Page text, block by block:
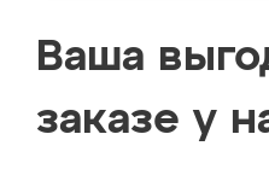
Ваша
заказе у